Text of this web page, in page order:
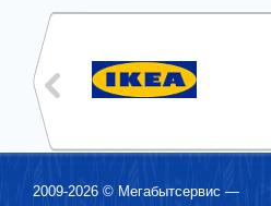
2009-2026 © Мегабытсервис —